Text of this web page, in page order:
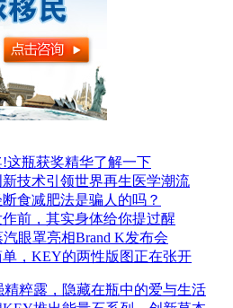
这瓶获奖精华了解一下
技术引领世界再生医学潮流
食减肥法是骗人的吗？
前，其实身体给你提过醒
眼罩亮相Brand K发布会
，KEY的两性版图正在张开
粹露，隐藏在瓶中的爱与生活